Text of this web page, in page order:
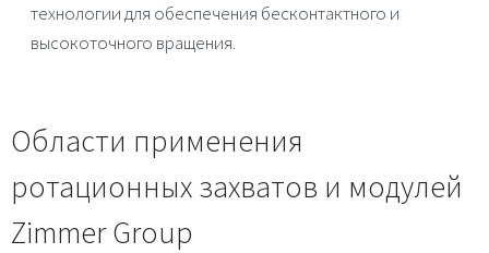
технологии для обеспечения бесконтактного и
высокоточного вращения.
Области применения
ротационных захватов и модулей
Zimmer Group